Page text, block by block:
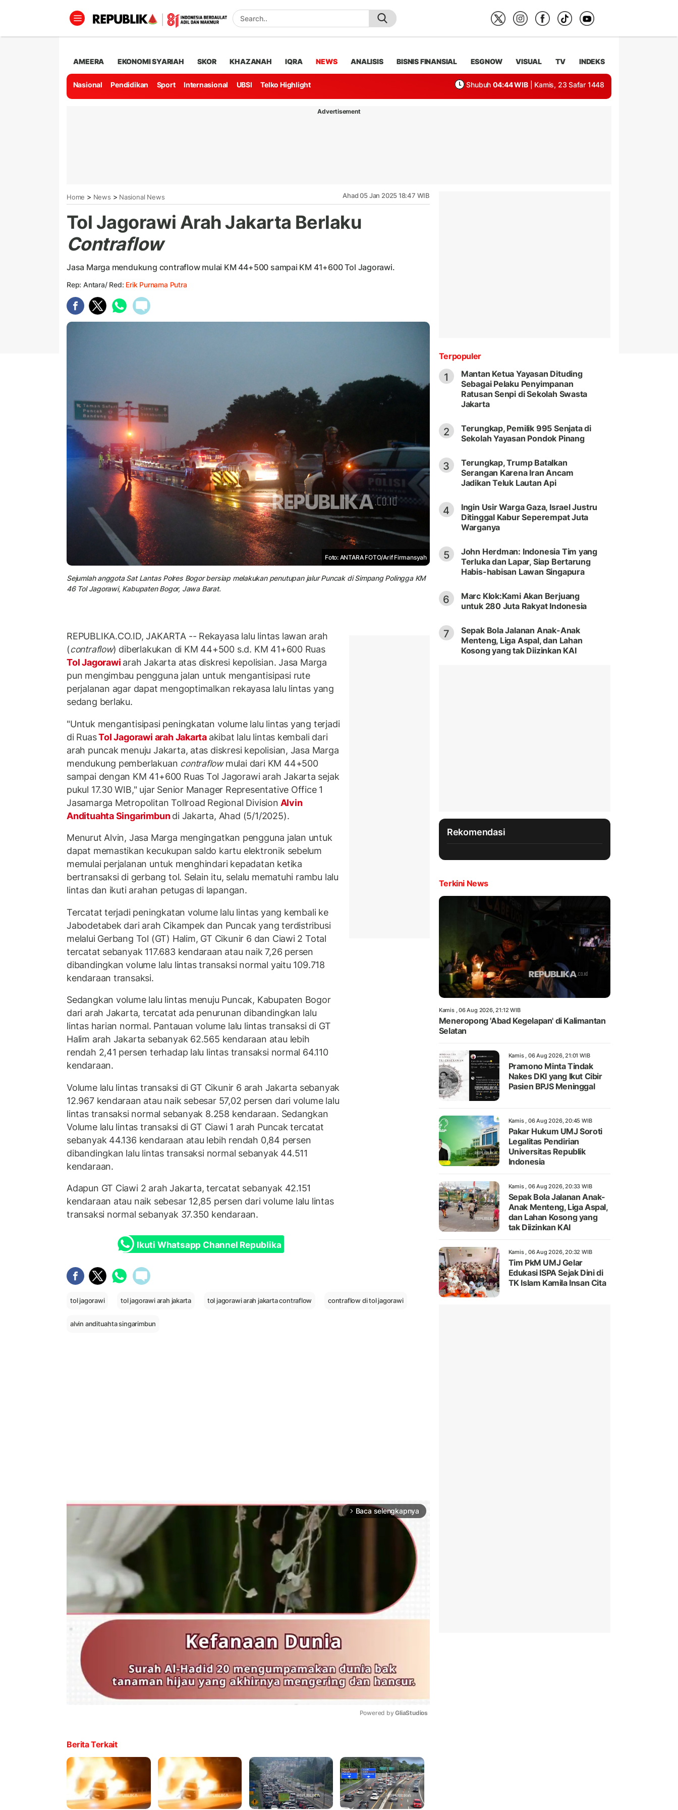
AMEERA EKONOMI SYARIAH SKOR KHAZANAH IQRA NEWS ANALISIS BISNIS FINANSIAL ESGNOW VISUAL TV INDEKS
Nasional Pendidikan Sport Internasional UBSI Telko Highlight Shubuh 04:44 WIB | Kamis, 23 Safar 1448
Advertisement
Home > News > Nasional News Ahad 05 Jan 2025 18:47 WIB
Tol Jagorawi Arah Jakarta Berlaku
Contraflow
Jasa Marga mendukung contraflow mulai KM 44+500 sampai KM 41+600 Tol Jagorawi.
Rep: Antara/ Red: Erik Purnama Putra
Foto: ANTARA FOTO/Arif Firmansyah
Sejumlah anggota Sat Lantas Polres Bogor bersiap melakukan penutupan jalur Puncak di Simpang Polingga KM
46 Tol Jagorawi, Kabupaten Bogor, Jawa Barat.
REPUBLIKA.CO.ID, JAKARTA -- Rekayasa lalu lintas lawan arah
(contraflow) diberlakukan di KM 44+500 s.d. KM 41+600 Ruas
Tol Jagorawi arah Jakarta atas diskresi kepolisian. Jasa Marga
pun mengimbau pengguna jalan untuk mengantisipasi rute
perjalanan agar dapat mengoptimalkan rekayasa lalu lintas yang
sedang berlaku.
"Untuk mengantisipasi peningkatan volume lalu lintas yang terjadi
di RuasTol Jagorawi arah Jakarta akibat lalu lintas kembali dari
arah puncak menuju Jakarta, atas diskresi kepolisian, Jasa Marga
mendukung pemberlakuan contraflowmulai dari KM 44+500
sampai dengan KM 41+600 Ruas Tol Jagorawi arah Jakarta sejak
pukul 17.30 WIB," ujar Senior Manager Representative Office 1
Jasamarga Metropolitan Tollroad Regional Division Alvin
Andituahta Singarimbundi Jakarta, Ahad (5/1/2025).
Menurut Alvin, Jasa Marga mengingatkan pengguna jalan untuk
dapat memastikan kecukupan saldo kartu elektronik sebelum
memulai perjalanan untuk menghindari kepadatan ketika
bertransaksi di gerbang tol. Selain itu, selalu mematuhi rambu lalu
lintas dan ikuti arahan petugas di lapangan.
Tercatat terjadi peningkatan volume lalu lintas yang kembali ke
Jabodetabek dari arah Cikampek dan Puncak yang terdistribusi
melalui Gerbang Tol (GT) Halim, GT Cikunir 6 dan Ciawi 2 Total
tercatat sebanyak 117.683 kendaraan atau naik 7,26 persen
dibandingkan volume lalu lintas transaksi normal yaitu 109.718
kendaraan transaksi.
Sedangkan volume lalu lintas menuju Puncak, Kabupaten Bogor
dari arah Jakarta, tercatat ada penurunan dibandingkan lalu
lintas harian normal. Pantauan volume lalu lintas transaksi di GT
Halim arah Jakarta sebanyak 62.565 kendaraan atau lebih
rendah 2,41 persen terhadap lalu lintas transaksi normal 64.110
kendaraan.
Volume lalu lintas transaksi di GT Cikunir 6 arah Jakarta sebanyak
12.967 kendaraan atau naik sebesar 57,02 persen dari volume lalu
lintas transaksi normal sebanyak 8.258 kendaraan. Sedangkan
Volume lalu lintas transaksi di GT Ciawi 1 arah Puncak tercatat
sebanyak 44.136 kendaraan atau lebih rendah 0,84 persen
dibandingkan lalu lintas transaksi normal sebanyak 44.511
kendaraan.
Adapun GT Ciawi 2 arah Jakarta, tercatat sebanyak 42.151
kendaraan atau naik sebesar 12,85 persen dari volume lalu lintas
transaksi normal sebanyak 37.350 kendaraan.
Ikuti Whatsapp Channel Republika
tol jagorawi tol jagorawi arah jakarta tol jagorawi arah jakarta contraflow contraflow di tol jagorawi
alvin andituahta singarimbun
arrow_forward_ios Baca selengkapnya
Powered by GliaStudios
Berita Terkait
Terpopuler
1
Mantan Ketua Yayasan Dituding
Sebagai Pelaku Penyimpanan
Ratusan Senpi di Sekolah Swasta
Jakarta
2
Terungkap, Pemilik 995 Senjata di
Sekolah Yayasan Pondok Pinang
3
Terungkap, Trump Batalkan
Serangan Karena Iran Ancam
Jadikan Teluk Lautan Api
4
Ingin Usir Warga Gaza, Israel Justru
Ditinggal Kabur Seperempat Juta
Warganya
5
John Herdman: Indonesia Tim yang
Terluka dan Lapar, Siap Bertarung
Habis-habisan Lawan Singapura
6
Marc Klok:Kami Akan Berjuang
untuk 280 Juta Rakyat Indonesia
7
Sepak Bola Jalanan Anak-Anak
Menteng, Liga Aspal, dan Lahan
Kosong yang tak Diizinkan KAI
Rekomendasi
Terkini News
Kamis , 06 Aug 2026, 21:12 WIB
Meneropong 'Abad Kegelapan' di Kalimantan
Selatan
Kamis , 06 Aug 2026, 21:01 WIB
Pramono Minta Tindak
Nakes DKI yang Ikut Cibir
Pasien BPJS Meninggal
Kamis , 06 Aug 2026, 20:45 WIB
Pakar Hukum UMJ Soroti
Legalitas Pendirian
Universitas Republik
Indonesia
Kamis , 06 Aug 2026, 20:33 WIB
Sepak Bola Jalanan Anak-
Anak Menteng, Liga Aspal,
dan Lahan Kosong yang
tak Diizinkan KAI
Kamis , 06 Aug 2026, 20:32 WIB
Tim PkM UMJ Gelar
Edukasi ISPA Sejak Dini di
TK Islam Kamila Insan Cita